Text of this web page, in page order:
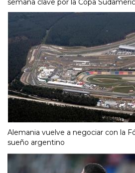
semana clave por la Copa
Alemania vuelve a negociar con la
sueño argentino